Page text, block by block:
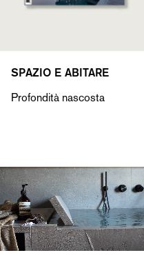
SPAZIO E ABITARE
Profondità nascosta